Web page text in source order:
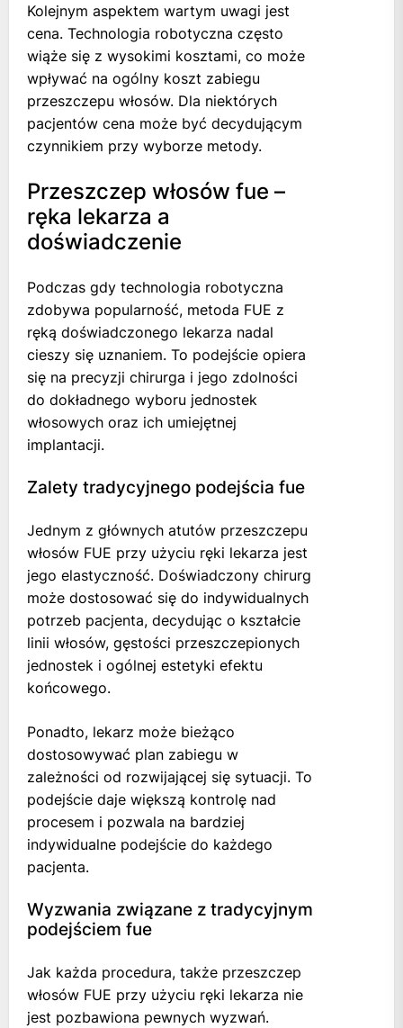
Kolejnym aspektem wartym uwagi jest
cena. Technologia robotyczna często
wiąże się z wysokimi kosztami, co może
wpływać na ogólny koszt zabiegu
przeszczepu włosów. Dla niektórych
pacjentów cena może być decydującym
czynnikiem przy wyborze metody.
Przeszczep włosów fue –
ręka lekarza a
doświadczenie
Podczas gdy technologia robotyczna
zdobywa popularność, metoda FUE z
ręką doświadczonego lekarza nadal
cieszy się uznaniem. To podejście opiera
się na precyzji chirurga i jego zdolności
do dokładnego wyboru jednostek
włosowych oraz ich umiejętnej
implantacji.
Zalety tradycyjnego podejścia fue
Jednym z głównych atutów przeszczepu
włosów FUE przy użyciu ręki lekarza jest
jego elastyczność. Doświadczony chirurg
może dostosować się do indywidualnych
potrzeb pacjenta, decydując o kształcie
linii włosów, gęstości przeszczepionych
jednostek i ogólnej estetyki efektu
końcowego.
Ponadto, lekarz może bieżąco
dostosowywać plan zabiegu w
zależności od rozwijającej się sytuacji. To
podejście daje większą kontrolę nad
procesem i pozwala na bardziej
indywidualne podejście do każdego
pacjenta.
Wyzwania związane z tradycyjnym
podejściem fue
Jak każda procedura, także przeszczep
włosów FUE przy użyciu ręki lekarza nie
jest pozbawiona pewnych wyzwań.